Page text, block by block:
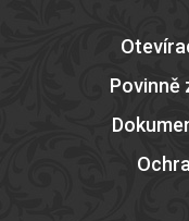
Povinně